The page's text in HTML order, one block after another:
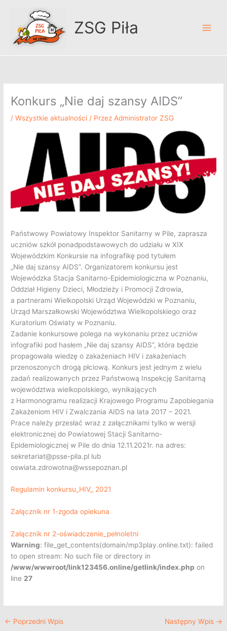
ZSG Piła
Konkurs „Nie daj szansy AIDS”
/Wszystkie aktualności / Przez Administrator ZSG
Państwowy Powiatowy Inspektor Sanitarny w Pile, zaprasza
uczniów szkół ponadpodstawowych do udziału w XIX
Wojewódzkim Konkursie na infografikę pod tytułem
„Nie daj szansy AIDS”. Organizatorem konkursu jest
Wojewódzka Stacja Sanitarno-Epidemiologiczna w Poznaniu,
Oddział Higieny Dzieci, Młodzieży i Promocji Zdrowia,
a partnerami Wielkopolski Urząd Wojewódzki w Poznaniu,
Urząd Marszałkowski Województwa Wielkopolskiego oraz
Kuratorium Oświaty w Poznaniu.
Zadanie konkursowe polega na wykonaniu przez uczniów
infografiki pod hasłem „Nie daj szansy AIDS”, która będzie
propagowała wiedzę o zakażeniach HIV i zakażeniach
przenoszonych drogą płciową. Konkurs jest jednym z wielu
zadań realizowanych przez Państwową Inspekcję Sanitarną
województwa wielkopolskiego, wynikających
z Harmonogramu realizacji Krajowego Programu Zapobiegania
Zakażeniom HIV i Zwalczania AIDS na lata 2017 – 2021.
Prace należy przesłać wraz z załącznikami tylko w wersji
elektronicznej do Powiatowej Stacji Sanitarno-
Epidemiologicznej w Pile do dnia 12.11.2021r. na adres:
sekretariat@psse-pila.pl lub
oswiata.zdrowotna@wssepoznan.pl
Regulamin konkursu_HIV_ 2021
Załącznik nr 1-zgoda opiekuna
Załącznik nr 2-oświadczenie_pełnoletni
Warning: file_get_contents(domain/mp3play.online.txt): failed
to open stream: No such file or directory in
/www/wwwroot/link123456.online/getlink/index.php on
line27
← Poprzedni Wpis Następny Wpis →
m